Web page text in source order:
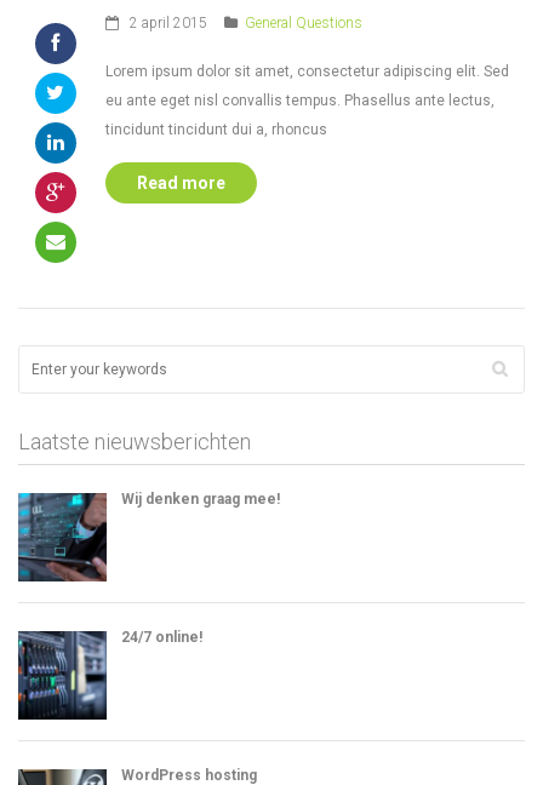
2 april 2015 General Questions
Lorem ipsum dolor sit amet, consectetur adipiscing elit. Sed
eu ante eget nisl convallis tempus. Phasellus ante lectus,
tincidunt tincidunt dui a, rhoncus
Read more
Laatste nieuwsberichten
Wij denken graag mee!
24/7 online!
WordPress hosting